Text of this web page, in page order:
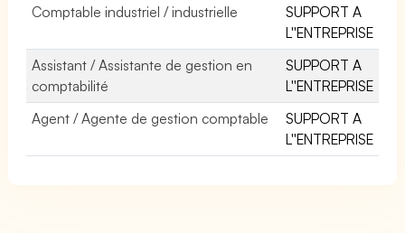
Comptable industriel / industrielle
SUPPORT A
L''ENTREPRISE
Assistant / Assistante de gestion en
comptabilité
SUPPORT A
L''ENTREPRISE
Agent / Agente de gestion comptable
SUPPORT A
L''ENTREPRISE